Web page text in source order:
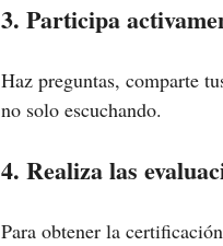
3. Participa
Haz preguntas, comparte
no solo escuchando.
4. Realiza las
Para obtener la